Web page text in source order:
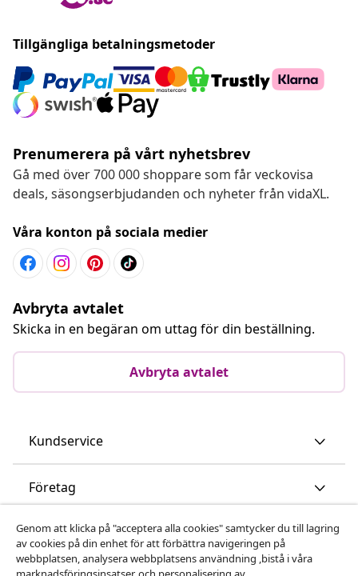
Tillgängliga betalningsmetoder
Prenumerera på vårt nyhetsbrev
Gå med över 700 000 shoppare som får veckovisa
deals, säsongserbjudanden och nyheter från vidaXL.
Våra konton på sociala medier
Avbryta avtalet
Skicka in en begäran om uttag för din beställning.
Avbryta avtalet
Kundservice
Företag
vidaXL
Genom att klicka på "acceptera alla cookies" samtycker du till lagring
av cookies på din enhet för att förbättra navigeringen på
webbplatsen, analysera webbplatsens användning ,bistå i våra